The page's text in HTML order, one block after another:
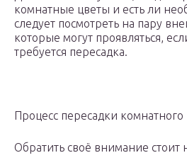
комнатные цветы и есть ли
следует посмотреть на пару
которые могут проявляться,
требуется пересадка.
Процесс пересадки комнатного
Обратить своё внимание стоит